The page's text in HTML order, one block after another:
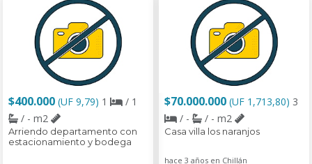
$400.000 (UF 9,79) 1
/ 1
/ - m2
Arriendo departamento con
estacionamiento y bodega
$70.000.000 (UF 1,713,80) 3
/ -
/ - m2
Casa villa los naranjos
hace 3 años en Chillán